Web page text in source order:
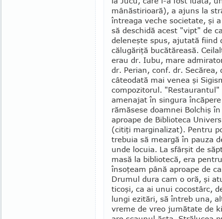
mânăstirioară), a ajuns la
întreaga veche societate, şi
să deschidă acest "vipt" de
de­leneşte spus, ajutată fiind
călugăriţă bucă­tăreasă.
erau dr. Iubu, mare
dr. Perian, conf. dr. Secărea,
câteodată mai venea şi
com­po­zitorul. "Restaurantul"
amenajat în sin­gura
rămăsese doamnei Bolchiş
aproape de Biblioteca
(citiţi marginalizat). Pen­tru
trebuia să meargă în pauza
unde locuia. La sfârşit de
masă la bibliotecă, era
însoţeam până aproape de
Drumul dura cam o oră, şi
ticoşi, ca ai unui cocostârc,
lungi ezitări, să întreb una,
vreme de vreo jumătate de